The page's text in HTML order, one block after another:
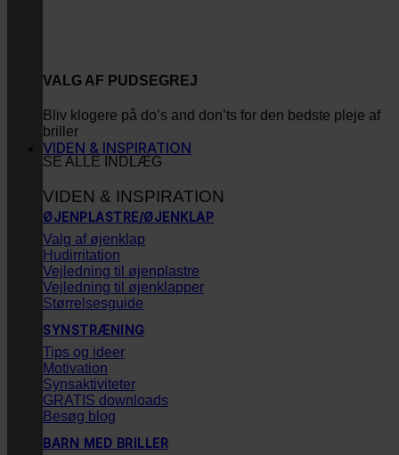
VALG AF PUDSEGREJ
Bliv klogere på do’s and don’ts for den bedste pleje af
briller
SE ALLE INDLÆG
VIDEN & INSPIRATION
VIDEN & INSPIRATION
ØJENPLASTRE/ØJENKLAP
Valg af øjenklap
Hudirritation
Vejledning til øjenplastre
Vejledning til øjenklapper
Størrelsesguide
SYNSTRÆNING
Tips og ideer
Motivation
Synsaktiviteter
GRATIS downloads
Besøg blog
BARN MED BRILLER